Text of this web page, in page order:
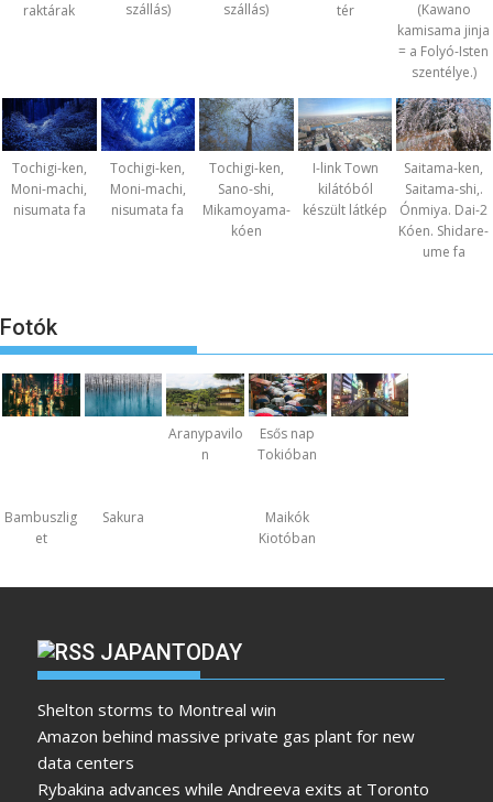
raktárak
szállás)
szállás)
tér
(Kawano
kamisama jinja
= a Folyó-Isten
szentélye.)
Tochigi-ken,
Moni-machi,
nisumata fa
Tochigi-ken,
Moni-machi,
nisumata fa
Tochigi-ken,
Sano-shi,
Mikamoyama-
kóen
I-link Town
kilátóból
készült látkép
Saitama-ken,
Saitama-shi,.
Ónmiya. Dai-2
Kóen. Shidare-
ume fa
Fotók
Aranypavilo
n
Esős nap
Tokióban
Bambuszlig
et
Sakura
Maikók
Kiotóban
JAPANTODAY
Shelton storms to Montreal win
Amazon behind massive private gas plant for new
data centers
Rybakina advances while Andreeva exits at Toronto